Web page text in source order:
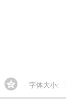
字体大小: